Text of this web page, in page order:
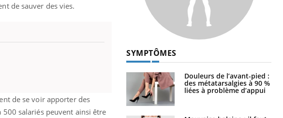
de sauver des vies.
de se voir apporter des
salariés peuvent ainsi être
SYMPTÔMES
Douleurs de l’avant-pied :
des métatarsalgies à 90 %
liées à problème d’appui